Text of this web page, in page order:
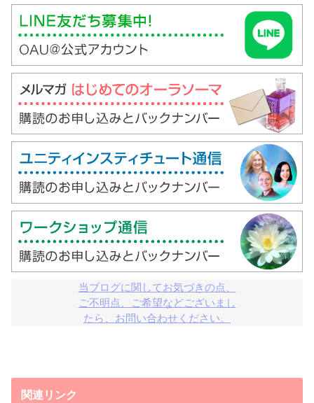
当ブログに関してお気づきの点、
ご不明点、ご希望などございまし
たら、お問い合わせください。
関連リンク